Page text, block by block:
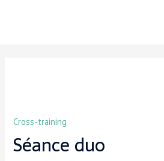
Cross-training
Séance duo